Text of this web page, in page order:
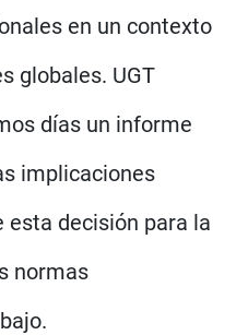
en un contexto
globales. UGT
días un informe
implicaciones
esta decisión para la
normas